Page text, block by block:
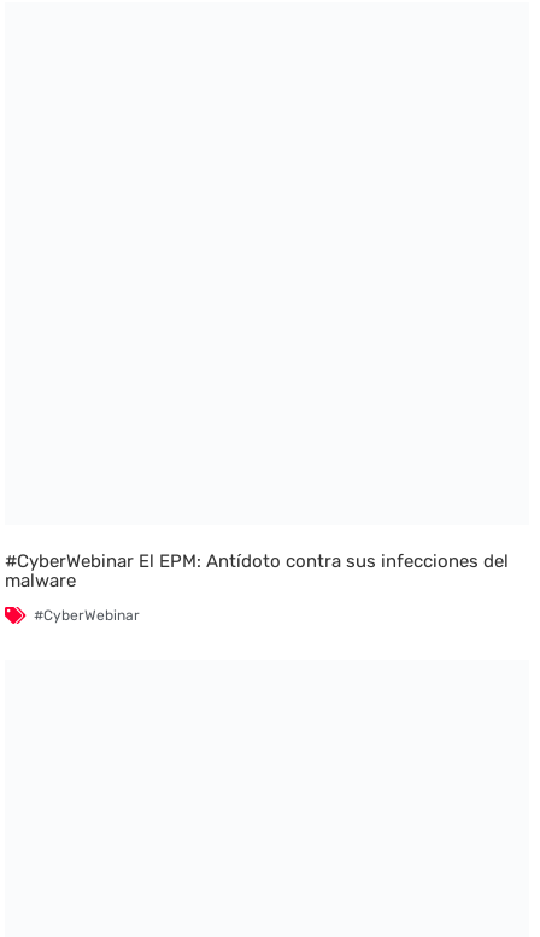
#CyberWebinar El EPM: Antídoto contra sus infecciones del
malware
#CyberWebinar